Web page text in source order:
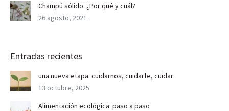
Champú sólido: ¿Por qué y cuál?
26 agosto, 2021
Entradas recientes
una nueva etapa: cuidarnos, cuidarte, cuidar
13 octubre, 2025
Alimentación ecológica: paso a paso